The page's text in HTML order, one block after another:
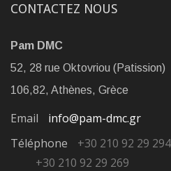
CONTACTEZ NOUS
Pam DMC
52, 28 rue Oktovriou (Patission)
106,82, Athènes, Grèce
Email
info@pam-dmc.gr
Téléphone
+30 210 92 29
+30 210 92 29 269